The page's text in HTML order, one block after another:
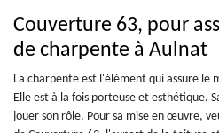
Couverture 63, pour
de charpente à Aulnat
La charpente est l'élément qui assure le
Elle est à la fois porteuse et esthétique.
jouer son rôle. Pour sa mise en œuvre,